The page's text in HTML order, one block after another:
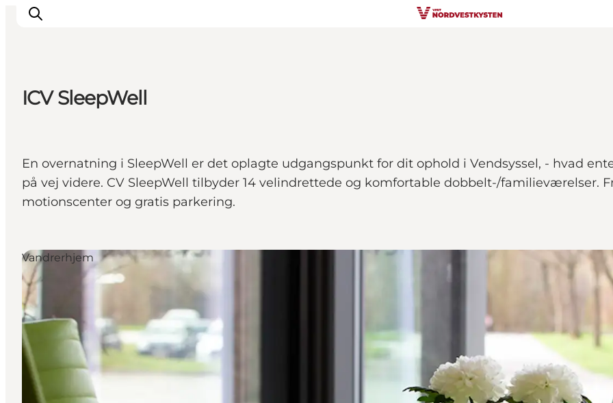
Handicapvenlig ferie
Events
Overnatning
Planlæg din ferie
ICV SleepWell
En overnatning i SleepWell er det oplagte udgangspunkt for dit ophold i Vendsyssel, - hvad
på vej videre. CV SleepWell tilbyder 14 velindrettede og komfortable dobbelt-/familieværelser.
motionscenter og gratis parkering.
Vandrerhjem